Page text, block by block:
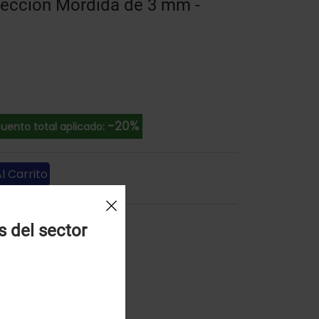
Mordida de 3 mm -
total aplicado: -20%
Carrito
del sector